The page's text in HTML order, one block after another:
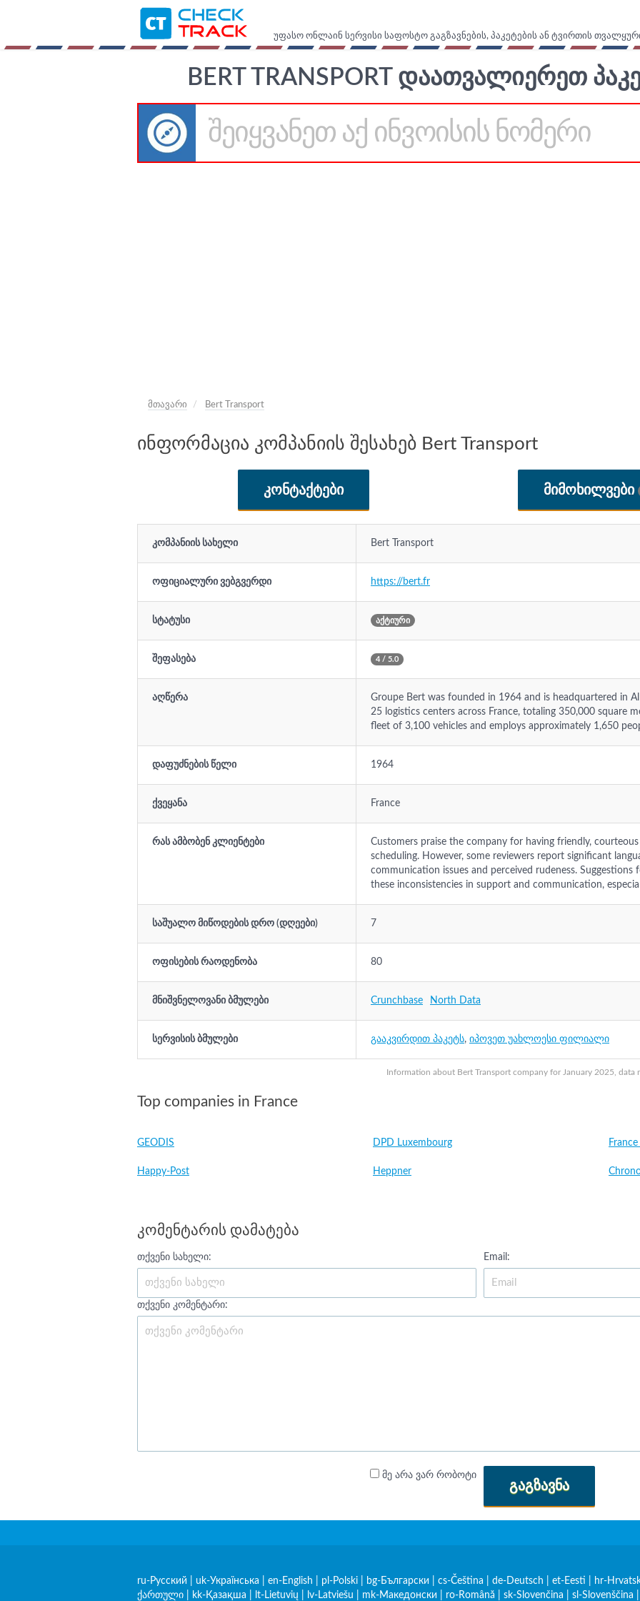
უფასო ონლაინ სერვისი საფოსტო გაგზავნების, პაკეტების ან ტვირთის
BERT TRANSPORT ᲓᲐᲐᲗᲕᲐᲚᲘᲔᲠᲔᲗ
მთავარი Bert Transport
ინფორმაცია კომპანიის შესახებ Bert Transport
ᲙᲝᲜᲢᲐᲥᲢᲔᲑᲘ ᲛᲘᲛᲝᲮᲘᲚᲕᲔᲑᲘ
Information about Bert Transport company for January 2025, data
კომპანიის სახელი Bert Transport
ოფიციალური ვებგვერდი https://bert.fr
სტატუსი აქტიური
შეფასება 4 / 5.0
აღწერა
Groupe Bert was founded in 1964 and is headquartered in
25 logistics centers across France, totaling 350,000 square
fleet of 3,100 vehicles and employs approximately 1,650
დაფუძნების წელი 1964
ქვეყანა France
რას ამბობენ კლიენტები
Customers praise the company for having friendly,
scheduling. However, some reviewers report significant
communication issues and perceived rudeness.
these inconsistencies in support and communication,
საშუალო მიწოდების დრო (დღეები) 7
ოფისების რაოდენობა 80
მნიშვნელოვანი ბმულები Crunchbase North Data
სერვისის ბმულები გააკვირდით პაკეტს, იპოვეთ უახლოესი ფილიალი
Top companies in France
GEODIS DPD Luxembourg
Happy-Post Heppner
კომენტარის დამატება
თქვენი სახელი: Email:
თქვენი კომენტარი:
მე არა ვარ რობოტი
ᲒᲐᲒᲖᲐᲕᲜᲐ
ru-Русский uk-Українська en-English pl-Polski bg-Български cs-Čeština de-Deutsch et-Eesti
hr-
ქართული
kk-Қазақша lt-Lietuvių lv-Latviešu mk-Македонски ro-Română sk-Slovenčina sl-Slovenščina